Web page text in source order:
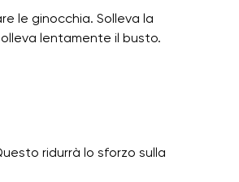
le ginocchia. Solleva la
lentamente il busto.
ridurrà lo sforzo sulla